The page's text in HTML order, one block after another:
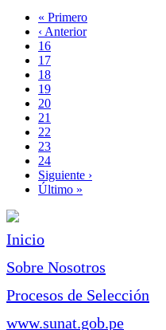
Paginación
Primera
página
« Primero
Página
anterior
‹ Anterior
Page
16
Page
17
Page
18
Page
19
Página
actual
20
Page
21
Page
22
Page
23
Page
24
Siguiente
página
Siguiente ›
Última
Último »
Inicio
Sobre Nosotros
Procesos de Selección
www.sunat.gob.pe